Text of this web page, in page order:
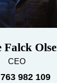
CEO
982 109